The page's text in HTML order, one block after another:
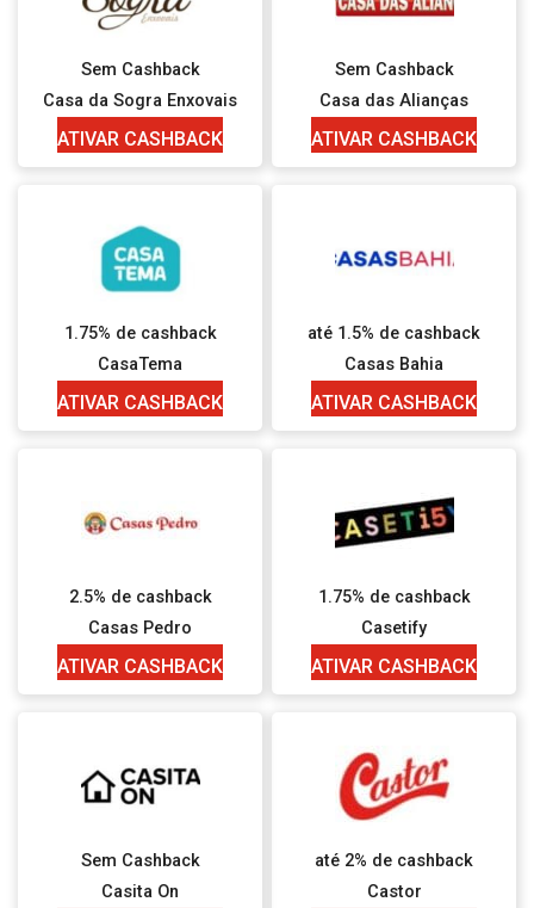
Sem Cashback
Casa da Sogra Enxovais
ATIVAR CASHBACK
Sem Cashback
Casa das Alianças
ATIVAR CASHBACK
1.75% de cashback
CasaTema
ATIVAR CASHBACK
até 1.5% de cashback
Casas Bahia
ATIVAR CASHBACK
2.5% de cashback
Casas Pedro
ATIVAR CASHBACK
1.75% de cashback
Casetify
ATIVAR CASHBACK
Sem Cashback
Casita On
até 2% de cashback
Castor